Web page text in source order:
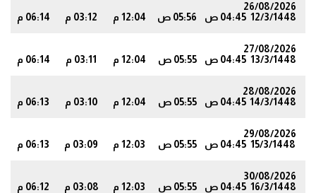
26/08/2026
12/3/1448 04:45 ص 05:56 ص 12:04 م 03:12 م 06:14 م
27/08/2026
13/3/1448 04:45 ص 05:55 ص 12:04 م 03:11 م 06:14 م
28/08/2026
14/3/1448 04:45 ص 05:55 ص 12:04 م 03:10 م 06:13 م
29/08/2026
15/3/1448 04:45 ص 05:55 ص 12:03 م 03:09 م 06:13 م
30/08/2026
16/3/1448 04:45 ص 05:55 ص 12:03 م 03:08 م 06:12 م